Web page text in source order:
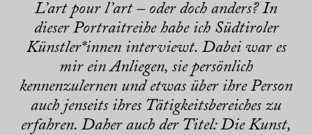
L’art pour l’art – oder doch anders? In
dieser Portraitreihe habe ich Südtiroler
Künstler*innen interviewt. Dabei war es
mir ein Anliegen, sie persönlich
kennenzulernen und etwas über ihre Person
auch jenseits ihres Tätigkeitsbereiches zu
erfahren. Daher auch der Titel: Die Kunst,